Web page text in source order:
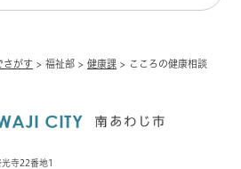
さがす > 福祉部 > 健康課 > こころの健康相談
寺22番地1